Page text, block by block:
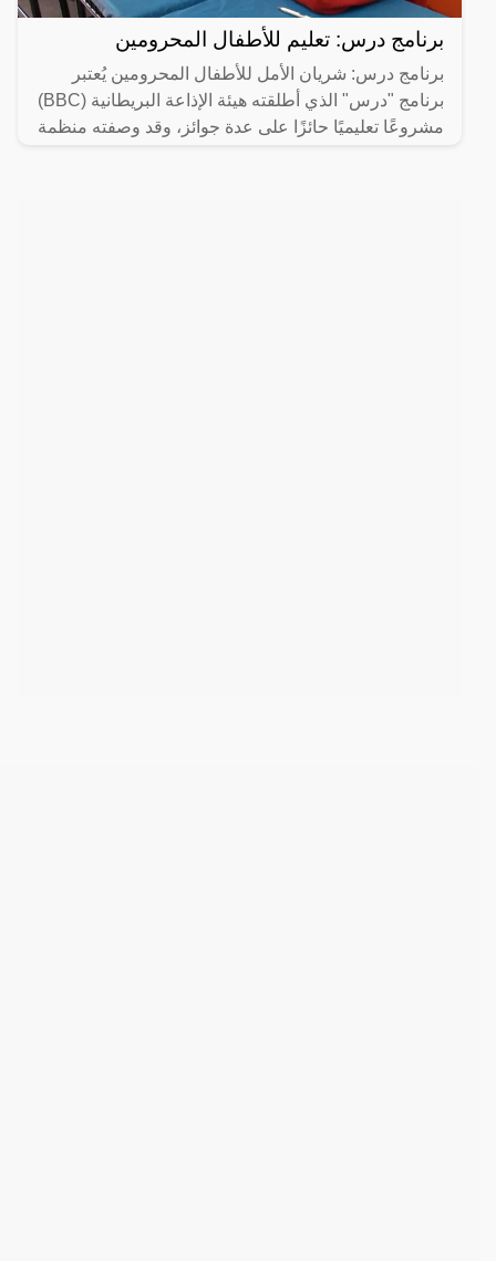
برنامج درس: تعليم للأطفال المحرومين
برنامج درس: شريان الأمل للأطفال المحرومين يُعتبر
برنامج "درس" الذي أطلقته هيئة الإذاعة البريطانية (BBC)
مشروعًا تعليميًا حائزًا على عدة جوائز، وقد وصفته منظمة